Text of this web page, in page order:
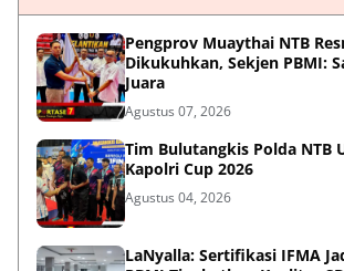
Pengprov Muaythai NTB
Dikukuhkan, Sekjen PBMI:
Juara
Agustus 07, 2026
Tim Bulutangkis Polda NTB
Kapolri Cup 2026
Agustus 04, 2026
LaNyalla: Sertifikasi IFMA